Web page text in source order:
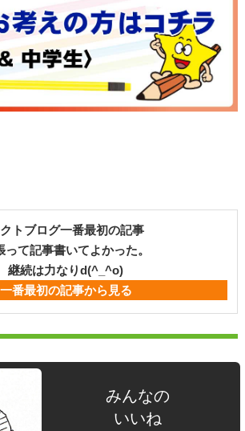
トブログ一番最初の記事
って記事書いてよかった。
継続は力なりd(^_^o)
一番最初の記事から見る
みんなの
いいね